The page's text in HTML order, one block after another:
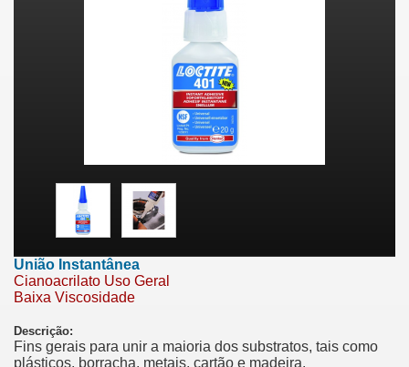
União Instantânea
Cianoacrilato Uso Geral
Baixa Viscosidade
Descrição:
Fins gerais para unir a maioria dos substratos, tais como
plásticos, borracha, metais, cartão e madeira.